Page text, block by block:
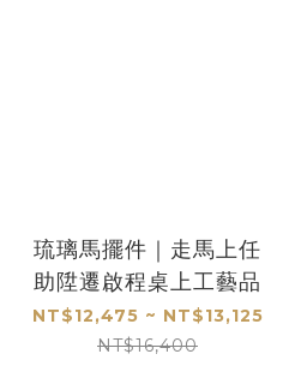
琉璃馬擺件｜走馬上任
助陞遷啟程桌上工藝品
NT$12,475 ~ NT$13,125
NT$16,400